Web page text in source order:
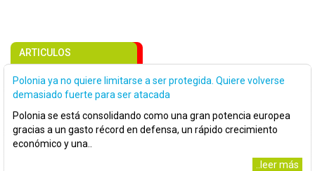
ARTICULOS
Polonia ya no quiere limitarse a ser protegida. Quiere volverse
demasiado fuerte para ser atacada
Polonia se está consolidando como una gran potencia europea
gracias a un gasto récord en defensa, un rápido crecimiento
económico y una..
..leer más